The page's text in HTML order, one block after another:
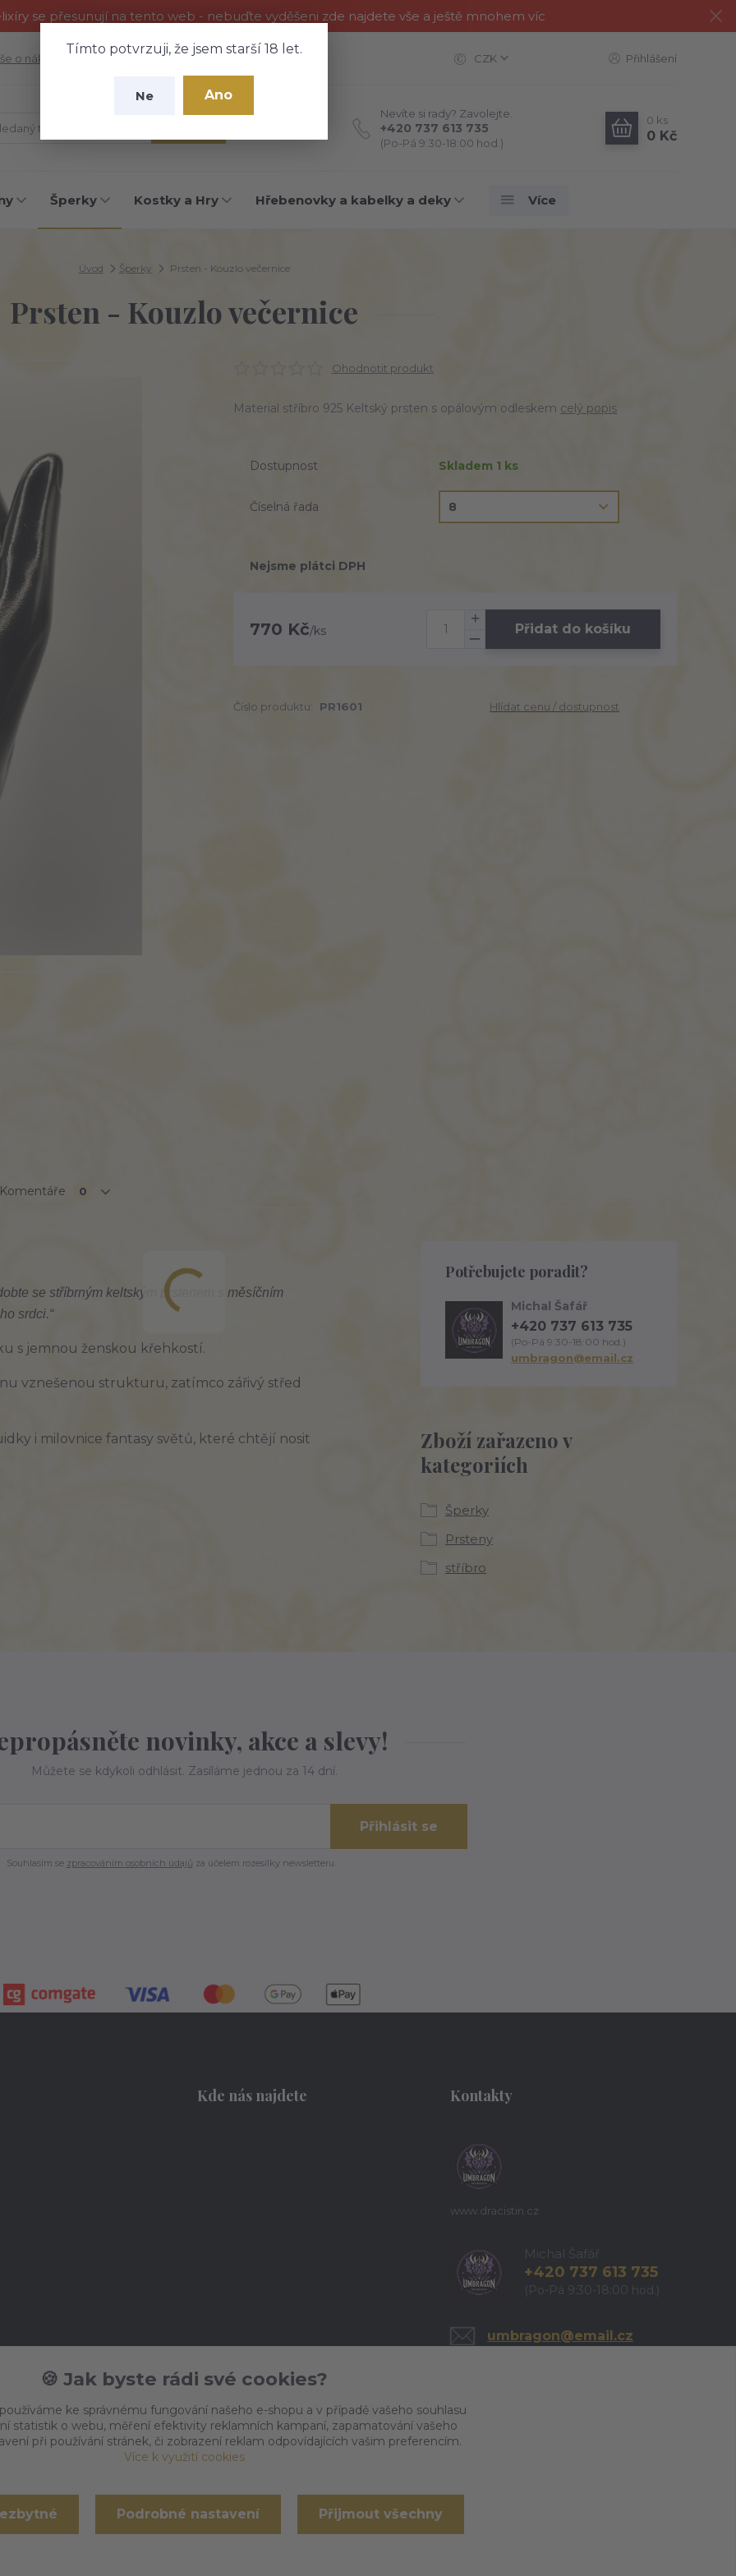
se přesunují na tento web - nebuďte vyděšeni zde najdete vše a ještě mnohem víc
Tímto potvrzuji, že jsem starší 18 let.
Ne Ano
o nákupu Fotogalerie Kontakty CZK Přihlášení
Nevíte si rady? Zavolejte.
+420 737 613 735
(Po-Pá 9:30-18:00 hod.)
0 ks
0 Kč
Šperky Kostky a Hry Hřebenovky a kabelky a deky Více
Úvod Šperky Prsten - Kouzlo večernice
Prsten - Kouzlo večernice
Ohodnotit produkt
Material stříbro 925 Keltský prsten s opálovým odleskem celý popis
Dostupnost Skladem 1 ks
Číselná řada
Nejsme plátci DPH
770 Kč/ks Přidat do košíku
Číslo produktu: PR1601 Hlídat cenu / dostupnost
Komentáře 0
se stříbrným keltským prstenem s měsíčním
srdci.“
s jemnou ženskou křehkostí.
vznešenou strukturu, zatímco zářivý střed
i milovnice fantasy světů, které chtějí nosit
Zboží zařazeno v
kategoriích
Šperky
Prsteny
stříbro
Potřebujete poradit?
Michal Šafář
+420 737 613 735
(Po-Pá 9:30-18:00 hod.)
umbragon@email.cz
novinky, akce a slevy!
Můžete se kdykoli odhlásit. Zasíláme jednou za 14 dní.
Přihlásit se
Souhlasím se zpracováním osobních údajů za účelem rozesílky newsletteru.
Kde nás najdete Kontakty
www.dracistin.cz
Michal Šafář
+420 737 613 735
(Po-Pá 9:30-18:00 hod.)
umbragon@email.cz
Vytvořeno na Eshop-rychle.cz
🍪 Jak byste rádi své cookies?
ke správnému fungování našeho e-shopu a v případě vašeho souhlasu
statistik o webu, měření efektivity reklamních kampaní, zapamatování vašeho
při používání stránek, či zobrazení reklam odpovídajících vašim preferencím.
Více k využití cookies
Podrobné nastavení Přijmout všechny